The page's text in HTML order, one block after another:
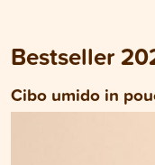
Bestseller
Cibo umido in